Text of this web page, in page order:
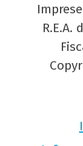
R.E.A.